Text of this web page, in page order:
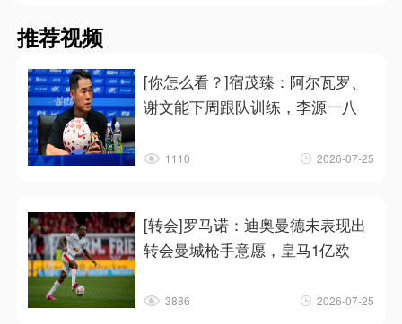
推荐视频
[你怎么看？]宿茂臻：阿尔瓦罗、
谢文能下周跟队训练，李源一八
1110 2026-07-25
[转会]罗马诺：迪奥曼德未表现出
转会曼城枪手意愿，皇马1亿欧
3886 2026-07-25